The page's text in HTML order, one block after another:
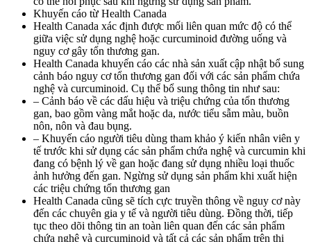
Khuyến cáo từ Health Canada
Health Canada xác định được mối liên quan mức độ có thể
giữa việc sử dụng nghệ hoặc curcuminoid đường uống và
nguy cơ gây tổn thương gan.
Health Canada khuyến cáo các nhà sản xuất cập nhật bổ sung
cảnh báo nguy cơ tổn thương gan đối với các sản phẩm chứa
nghệ và curcuminoid. Cụ thể bổ sung thông tin như sau:
– Cảnh báo về các dấu hiệu và triệu chứng của tổn thương
gan, bao gồm vàng mắt hoặc da, nước tiểu sẫm màu, buồn
nôn, nôn và đau bụng.
– Khuyến cáo người tiêu dùng tham khảo ý kiến nhân viên y
tế trước khi sử dụng các sản phẩm chứa nghệ và curcumin khi
đang có bệnh lý về gan hoặc đang sử dụng nhiều loại thuốc
ảnh hưởng đến gan. Ngừng sử dụng sản phẩm khi xuất hiện
các triệu chứng tổn thương gan
Health Canada cũng sẽ tích cực truyền thông về nguy cơ này
đến các chuyên gia y tế và người tiêu dùng. Đồng thời, tiếp
tục theo dõi thông tin an toàn liên quan đến các sản phẩm
chứa nghệ và curcuminoid và tất cả các sản phẩm trên thị